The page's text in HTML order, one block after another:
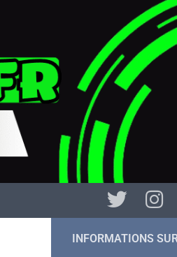
INFORMATIONS